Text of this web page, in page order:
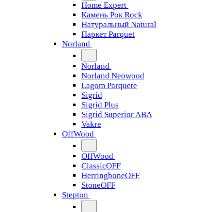
Home Expert
Камень Рок Rock
Натуральный Natural
Паркет Parquet
Norland
Norland
Norland Neowood
Lagom Parquete
Sigrid
Sigrid Plus
Sigrid Superior ABA
Vakre
OffWood
OffWood
ClassicOFF
HerringboneOFF
StoneOFF
Stepton